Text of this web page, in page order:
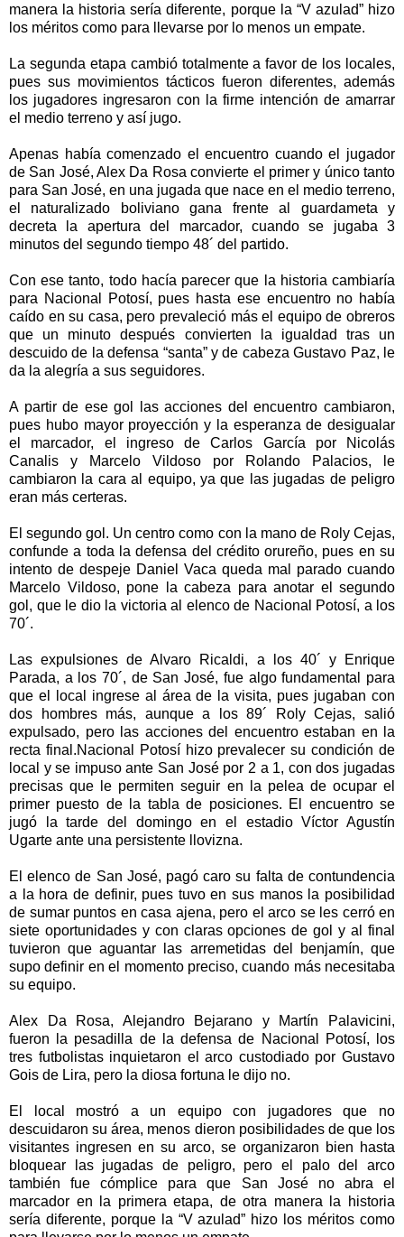
manera la historia sería diferente, porque la “V azulad” hizo
los méritos como para llevarse por lo menos un empate.
La segunda etapa cambió totalmente a favor de los locales,
pues sus movimientos tácticos fueron diferentes, además
los jugadores ingresaron con la firme intención de amarrar
el medio terreno y así jugo.
Apenas había comenzado el encuentro cuando el jugador
de San José, Alex Da Rosa convierte el primer y único tanto
para San José, en una jugada que nace en el medio terreno,
el naturalizado boliviano gana frente al guardameta y
decreta la apertura del marcador, cuando se jugaba 3
minutos del segundo tiempo 48´ del partido.
Con ese tanto, todo hacía parecer que la historia cambiaría
para Nacional Potosí, pues hasta ese encuentro no había
caído en su casa, pero prevaleció más el equipo de obreros
que un minuto después convierten la igualdad tras un
descuido de la defensa “santa” y de cabeza Gustavo Paz, le
da la alegría a sus seguidores.
A partir de ese gol las acciones del encuentro cambiaron,
pues hubo mayor proyección y la esperanza de desigualar
el marcador, el ingreso de Carlos García por Nicolás
Canalis y Marcelo Vildoso por Rolando Palacios, le
cambiaron la cara al equipo, ya que las jugadas de peligro
eran más certeras.
El segundo gol. Un centro como con la mano de Roly Cejas,
confunde a toda la defensa del crédito orureño, pues en su
intento de despeje Daniel Vaca queda mal parado cuando
Marcelo Vildoso, pone la cabeza para anotar el segundo
gol, que le dio la victoria al elenco de Nacional Potosí, a los
70´.
Las expulsiones de Alvaro Ricaldi, a los 40´ y Enrique
Parada, a los 70´, de San José, fue algo fundamental para
que el local ingrese al área de la visita, pues jugaban con
dos hombres más, aunque a los 89´ Roly Cejas, salió
expulsado, pero las acciones del encuentro estaban en la
recta final.Nacional Potosí hizo prevalecer su condición de
local y se impuso ante San José por 2 a 1, con dos jugadas
precisas que le permiten seguir en la pelea de ocupar el
primer puesto de la tabla de posiciones. El encuentro se
jugó la tarde del domingo en el estadio Víctor Agustín
Ugarte ante una persistente llovizna.
El elenco de San José, pagó caro su falta de contundencia
a la hora de definir, pues tuvo en sus manos la posibilidad
de sumar puntos en casa ajena, pero el arco se les cerró en
siete oportunidades y con claras opciones de gol y al final
tuvieron que aguantar las arremetidas del benjamín, que
supo definir en el momento preciso, cuando más necesitaba
su equipo.
Alex Da Rosa, Alejandro Bejarano y Martín Palavicini,
fueron la pesadilla de la defensa de Nacional Potosí, los
tres futbolistas inquietaron el arco custodiado por Gustavo
Gois de Lira, pero la diosa fortuna le dijo no.
El local mostró a un equipo con jugadores que no
descuidaron su área, menos dieron posibilidades de que los
visitantes ingresen en su arco, se organizaron bien hasta
bloquear las jugadas de peligro, pero el palo del arco
también fue cómplice para que San José no abra el
marcador en la primera etapa, de otra manera la historia
sería diferente, porque la “V azulad” hizo los méritos como